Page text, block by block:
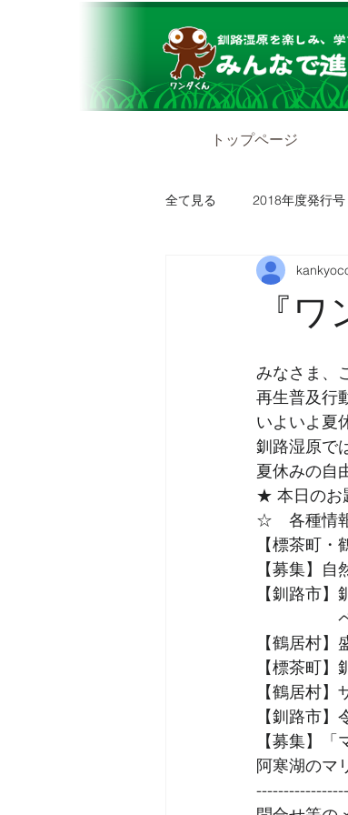
トップページ
全て見る 2018年度発行号
『
みなさま、
再生普及行
いよいよ夏
釧路湿原で
夏休みの自
★ 本日のお
☆　各種情
【標茶町
【募集】
【釧路市
ペーパ
【鶴居村
【標茶町
【鶴居村
【釧路市
【募集】
阿寒湖のマ